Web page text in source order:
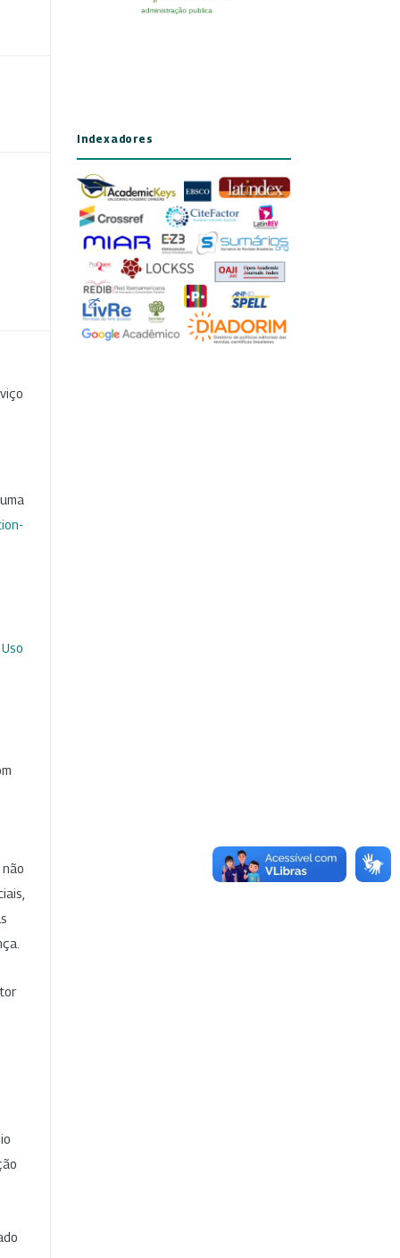
Indexadores